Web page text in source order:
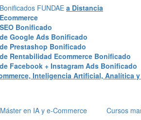
FUNDAE a Distancia
Bonificado
Google Ads Bonificado
Prestashop Bonificado
Rentabilidad Ecommerce Bonificado
Facebook + Instagram Ads Bonificado
Inteligencia Artificial, Analítica
Máster en IA y e-Commerce Cursos